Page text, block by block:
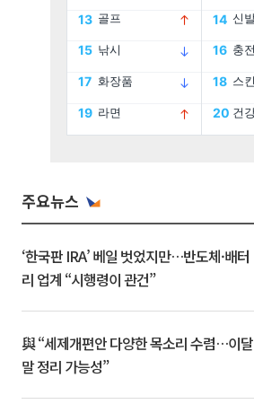
주요뉴스
‘한국판 IRA’ 베일 벗었지만…반도체·배터
리 업계 “시행령이 관건”
與 “세제개편안 다양한 목소리 수렴…이달
말 정리 가능성”